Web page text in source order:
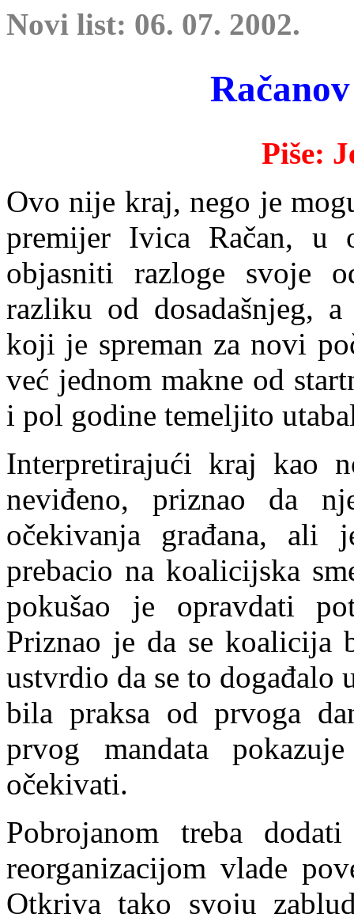
Novi list: 06. 07. 2002.
Piše:
Ovo nije kraj, nego je
premijer Ivica Račan, u
objasniti razloge svoje
razliku od dosadašnjeg,
koji je spreman za novi
već jednom makne od
i pol godine temeljito
Interpretirajući kraj kao
neviđeno, priznao da
očekivanja građana, ali
prebacio na koalicijska
pokušao je opravdati
Priznao je da se koalicija
ustvrdio da se to događalo
bila praksa od prvoga
prvog mandata
očekivati.
Pobrojanom treba
reorganizacijom vlade
Otkriva tako svoju